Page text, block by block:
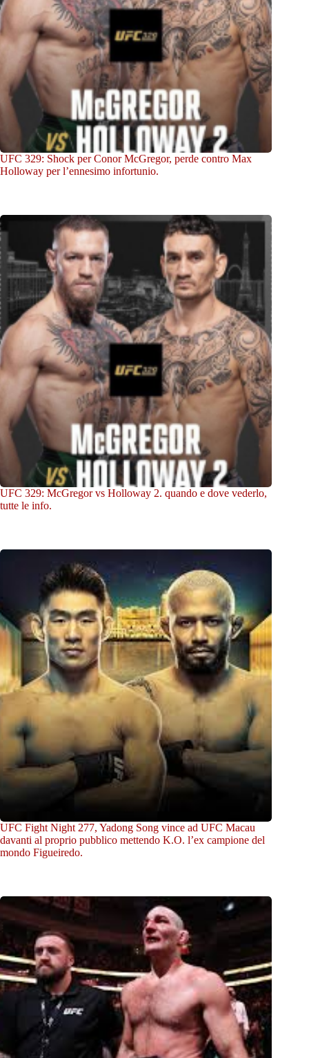
UFC 329: Shock per Conor McGregor, perde contro Max
Holloway per l’ennesimo infortunio.
UFC 329: McGregor vs Holloway 2. quando e dove vederlo,
tutte le info.
UFC Fight Night 277, Yadong Song vince ad UFC Macau
davanti al proprio pubblico mettendo K.O. l’ex campione del
mondo Figueiredo.